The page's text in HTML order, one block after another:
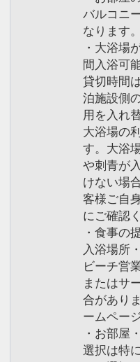
バルコニ
なります。
・大浴場
間入浴可
貸切時間
泊施設側
用を入れ
大浴場の
す。大浴
や刺青が
けない場
客様ご自
にご確認
・食事の
入浴場所
ビーチ営
またはサ
合があり
ームペー
・お部屋
選択は特